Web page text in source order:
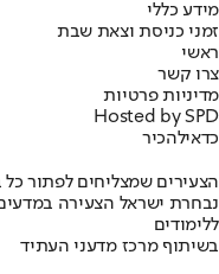
מידע כללי
זמני כניסת וצאת שבת
ראשי
צרו קשר
מדיניות פרטיות
Hosted by SPD
כדאילהכיר
הצעירים שמצליחים לפתור
נבחרת ישראל הצעירה
ללימודים
בשיתוף מרכז מדעני העתיד